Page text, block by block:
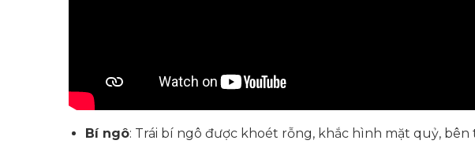
Bí ngô: Trái bí ngô được khoét rỗng, khắc hình mặt quỷ,